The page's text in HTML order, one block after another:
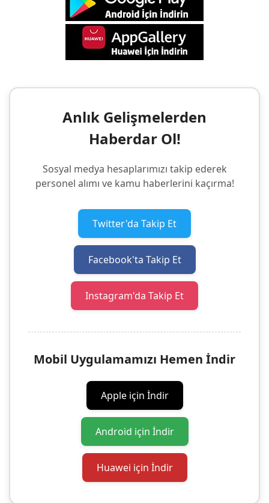
Anlık Gelişmelerden
Haberdar Ol!
Sosyal medya hesaplarımızı takip ederek
personel alımı ve kamu haberlerini kaçırma!
Twitter'da Takip Et
Facebook'ta Takip Et
Instagram'da Takip Et
Mobil Uygulamamızı Hemen İndir
Apple için İndir
Android için İndir
Huawei için İndir